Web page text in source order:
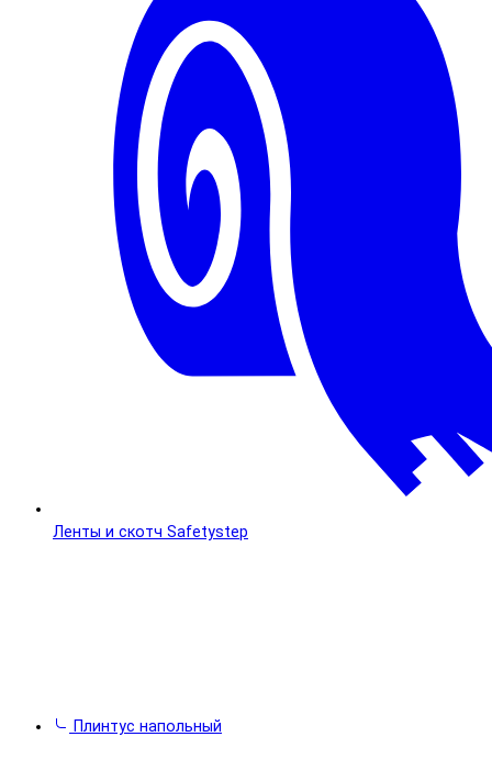
Ленты и скотч Safetystep
Плинтус напольный